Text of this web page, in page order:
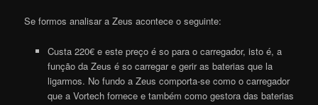
Se formos analisar a Zeus acontece o seguinte:
Custa 220€ e este preço é so para o carregador, isto é, a
função da Zeus é so carregar e gerir as baterias que la
ligarmos. No fundo a Zeus comporta-se como o carregador
que a Vortechfornece e também como gestora das baterias